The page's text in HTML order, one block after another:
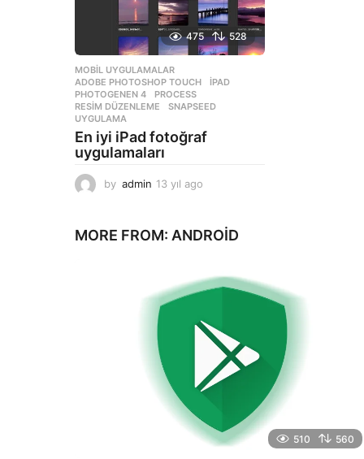
475 528
MOBIL UYGULAMALAR
ADOBE PHOTOSHOP TOUCH
,IPAD
PHOTOGENEN 4
,PROCESS
RESIM DÜZENLEME
,SNAPSEED
UYGULAMA
En iyi iPad fotoğraf
uygulamaları
by admin 13 yıl ago
ı
g
o
MORE FROM: ANDROID
510 560